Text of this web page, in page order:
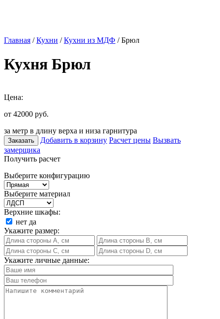
Главная /Кухни /Кухни из МДФ / Брюл
Кухня Брюл
Цена:
от 42000 руб.
за метр в длину верха и низа гарнитура
Заказать Добавить в корзину Расчет цены Вызвать
замерщика
Получить расчет
Выберите конфигурацию
Выберите материал
Верхние шкафы:
нет да
Укажите размер:
Укажите личные данные: